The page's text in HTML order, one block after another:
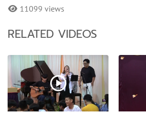
11099 views
RELATED VIDEOS